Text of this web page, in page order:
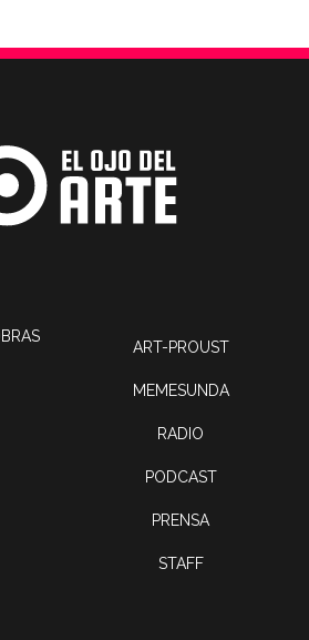
ART-PROUST
MEMESUNDA
RADIO
PODCAST
PRENSA
STAFF